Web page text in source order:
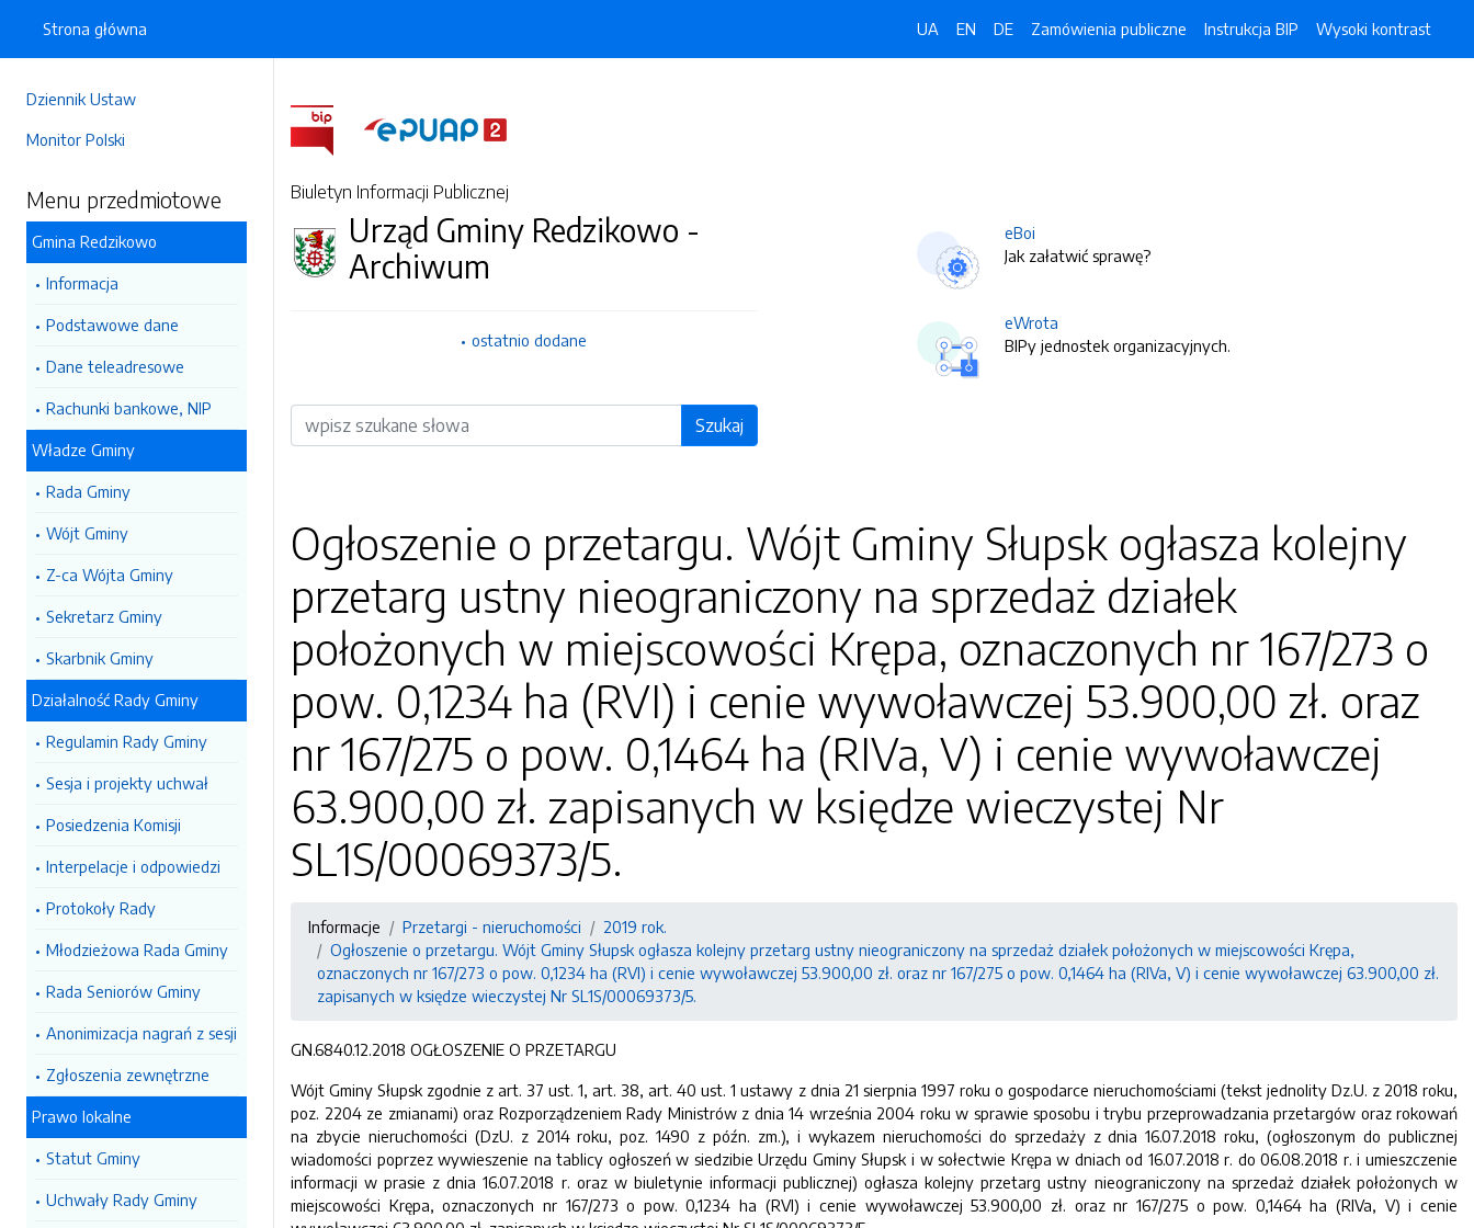
Dziennik Ustaw
Monitor Polski
Menu przedmiotowe
Gmina Redzikowo
Informacja
Podstawowe dane
Dane teleadresowe
Rachunki bankowe, NIP
Władze Gminy
Rada Gminy
Wójt Gminy
Z-ca Wójta Gminy
Sekretarz Gminy
Skarbnik Gminy
Działalność Rady Gminy
Regulamin Rady Gminy
Sesja i projekty uchwał
Posiedzenia Komisji
Interpelacje i odpowiedzi
Protokoły Rady
Młodzieżowa Rada Gminy
Rada Seniorów Gminy
Anonimizacja nagrań z sesji
Zgłoszenia zewnętrzne
Prawo lokalne
Statut Gminy
Uchwały Rady Gminy
Strona główna UA EN DE Zamówienia publiczne Instrukcja BIP Wysoki kontrast
Biuletyn Informacji Publicznej
Urząd Gminy Redzikowo -
Archiwum
ostatnio dodane
Wyszukiwarka Szukaj
eBoi
Jak załatwić sprawę?
eWrota
BIPy jednostek organizacyjnych.
Ogłoszenie o przetargu. Wójt Gminy Słupsk ogłasza kolejny
przetarg ustny nieograniczony na sprzedaż działek
położonych w miejscowości Krępa, oznaczonych nr 167/273 o
pow. 0,1234 ha (RVI) i cenie wywoławczej 53.900,00 zł. oraz
nr 167/275 o pow. 0,1464 ha (RIVa, V) i cenie wywoławczej
63.900,00 zł. zapisanych w księdze wieczystej Nr
SL1S/00069373/5.
Informacje Przetargi - nieruchomości
2019 rok.
Ogłoszenie o przetargu. Wójt Gminy Słupsk ogłasza kolejny przetarg ustny nieograniczony na sprzedaż działek położonych w miejscowości Krępa,
oznaczonych nr 167/273 o pow. 0,1234 ha (RVI) i cenie wywoławczej 53.900,00 zł. oraz nr 167/275 o pow. 0,1464 ha (RIVa, V) i cenie wywoławczej 63.900,00 zł.
zapisanych w księdze wieczystej Nr SL1S/00069373/5.
GN.6840.12.2018 OGŁOSZENIE O PRZETARGU
Wójt Gminy Słupsk zgodnie z art. 37 ust. 1, art. 38, art. 40 ust. 1 ustawy z dnia 21 sierpnia 1997 roku o gospodarce nieruchomościami (tekst jednolity Dz.U. z 2018 roku,
poz. 2204 ze zmianami) oraz Rozporządzeniem Rady Ministrów z dnia 14 września 2004 roku w sprawie sposobu i trybu przeprowadzania przetargów oraz rokowań
na zbycie nieruchomości (DzU. z 2014 roku, poz. 1490 z późn. zm.), i wykazem nieruchomości do sprzedaży z dnia 16.07.2018 roku, (ogłoszonym do publicznej
wiadomości poprzez wywieszenie na tablicy ogłoszeń w siedzibie Urzędu Gminy Słupsk i w sołectwie Krępa w dniach od 16.07.2018 r. do 06.08.2018 r. i umieszczenie
informacji w prasie z dnia 16.07.2018 r. oraz w biuletynie informacji publicznej) ogłasza kolejny przetarg ustny nieograniczony na sprzedaż działek położonych w
miejscowości Krępa, oznaczonych nr 167/273 o pow. 0,1234 ha (RVI) i cenie wywoławczej 53.900,00 zł. oraz nr 167/275 o pow. 0,1464 ha (RIVa, V) i cenie